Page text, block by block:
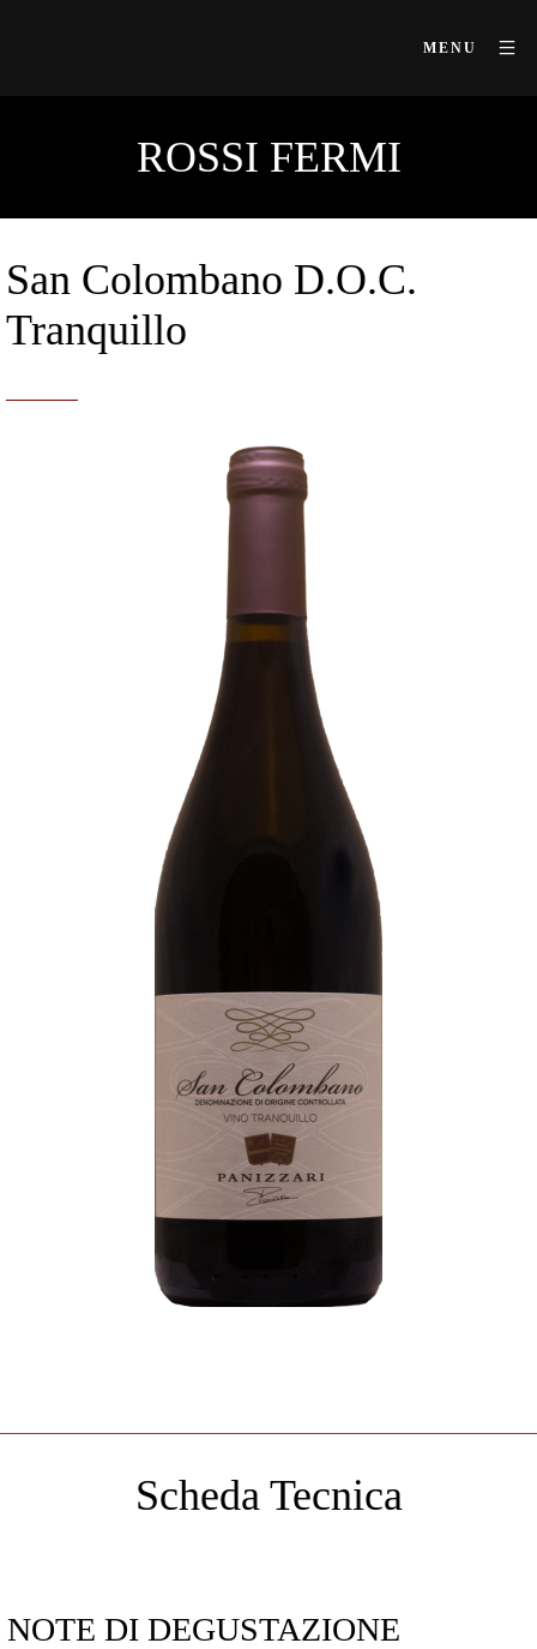
MENU
ROSSI FERMI
San Colombano D.O.C.
Tranquillo
Scheda Tecnica
NOTE DI DEGUSTAZIONE